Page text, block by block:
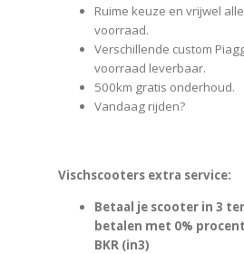
Ruime keuze en vrijwel
voorraad.
Verschillende custom
voorraad leverbaar.
500km gratis onderhoud.
Vandaag rijden?
Vischscooters extra service:
Betaal je scooter in 3
betalen met 0%
BKR (in3)